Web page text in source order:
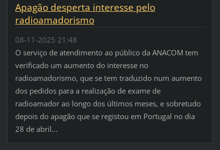
Apagão desperta interesse pelo
radioamadorismo
08-11-2025 21:48
O serviço de atendimento ao público da ANACOM tem
verificado um aumento do interesse no
radioamadorismo, que se tem traduzido num aumento
dos pedidos para a realização de exame de
radioamador ao longo dos últimos meses, e sobretudo
depois do apagão que se registou em Portugal no dia
28 de abril...